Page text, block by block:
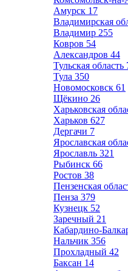
Амурск 17
Владимирская
Владимир 255
Ковров 54
Александров 44
Тульская область
Тула 350
Новомосковск 61
Щёкино 26
Харьковская
Харьков 627
Дергачи 7
Ярославская
Ярославль 321
Рыбинск 66
Ростов 38
Пензенская
Пенза 379
Кузнецк 52
Заречный 21
Кабардино-
Нальчик 356
Прохладный 42
Баксан 14